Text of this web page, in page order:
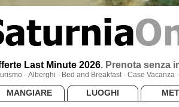
Last Minute 2026. Prenota senza
- Alberghi - Bed and Breakfast - Case
MANGIARE LUOGHI